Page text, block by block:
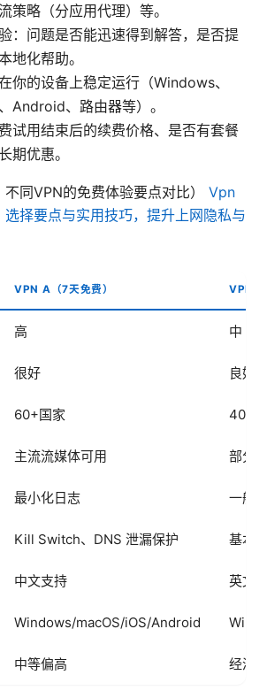
策略（分应用代理）等。
：问题是否能迅速得到解答，是否提
地化帮助。
你的设备上稳定运行（Windows、
Android、路由器等）。
试用结束后的续费价格、是否有套餐
期优惠。
同VPN的免费体验要点对比） Vpn
选择要点与实用技巧，提升上网隐私与
VPN A（7天免费） VPN B
高 中
很好 良好
60+国家 40+
主流流媒体可用 部分
最小化日志 一般
Kill Switch、DNS 泄漏保护 基本
中文支持 英文
Windows/macOS/iOS/Android
中等偏高 经济